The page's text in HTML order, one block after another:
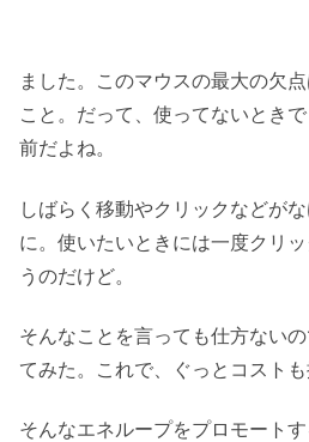
ました。このマウスの最大の欠
こと。だって、使ってないとき
前だよね。
しばらく移動やクリックなどが
に。使いたいときには一度クリ
うのだけど。
そんなことを言っても仕方ない
てみた。これで、ぐっとコストも
そんなエネループをプロモート